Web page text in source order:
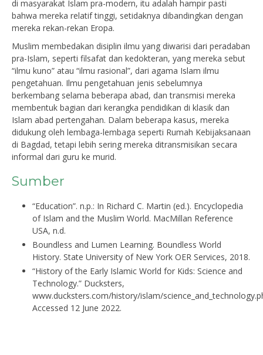
di masyarakat Islam pra-modern, itu adalah hampir pasti
bahwa mereka relatif tinggi, setidaknya dibandingkan dengan
mereka rekan-rekan Eropa.
Muslim membedakan disiplin ilmu yang diwarisi dari peradaban
pra-Islam, seperti filsafat dan kedokteran, yang mereka sebut
“ilmu kuno” atau “ilmu rasional”, dari agama Islam ilmu
pengetahuan. Ilmu pengetahuan jenis sebelumnya
berkembang selama beberapa abad, dan transmisi mereka
membentuk bagian dari kerangka pendidikan di klasik dan
Islam abad pertengahan. Dalam beberapa kasus, mereka
didukung oleh lembaga-lembaga seperti Rumah Kebijaksanaan
di Bagdad, tetapi lebih sering mereka ditransmisikan secara
informal dari guru ke murid.
Sumber
“Education”. n.p.: In Richard C. Martin (ed.). Encyclopedia
of Islam and the Muslim World. MacMillan Reference
USA, n.d.
Boundless and Lumen Learning. Boundless World
History. State University of New York OER Services, 2018.
“History of the Early Islamic World for Kids: Science and
Technology.” Ducksters,
www.ducksters.com/history/islam/
Accessed 12 June 2022.